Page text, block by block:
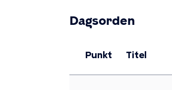
Dagsorden
Punkt Titel